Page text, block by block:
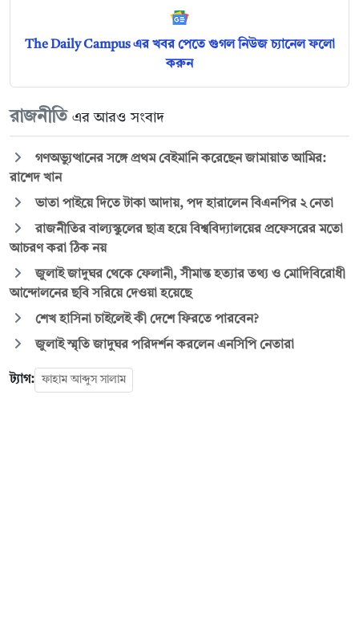
The Daily Campus এর খবর পেতে গুগল নিউজ চ্যানেল ফলো
করুন
রাজনীতি এর আরও সংবাদ
গণঅভ্যুত্থানের সঙ্গে প্রথম বেইমানি করেছেন জামায়াত আমির:
রাশেদ খান
ভাতা পাইয়ে দিতে টাকা আদায়, পদ হারালেন বিএনপির ২ নেতা
রাজনীতির বাল্যস্কুলের ছাত্র হয়ে বিশ্ববিদ্যালয়ের প্রফেসরের মতো
আচরণ করা ঠিক নয়
জুলাই জাদুঘর থেকে ফেলানী, সীমান্ত হত্যার তথ্য ও মোদিবিরোধী
আন্দোলনের ছবি সরিয়ে দেওয়া হয়েছে
শেখ হাসিনা চাইলেই কী দেশে ফিরতে পারবেন?
জুলাই স্মৃতি জাদুঘর পরিদর্শন করলেন এনসিপি নেতারা
ট্যাগ: ফাহাম আব্দুস সালাম